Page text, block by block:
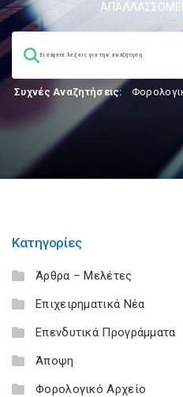
Συχνές Αναζητήσεις:
Κατηγορίες
Άρθρα – Μελέτες
Επιχειρηματικά Νέα
Επενδυτικά Προγράμματα
Άποψη
Φορολογικό Αρχείο